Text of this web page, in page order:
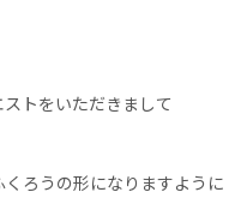
トをいただきまして
ろうの形になりますように